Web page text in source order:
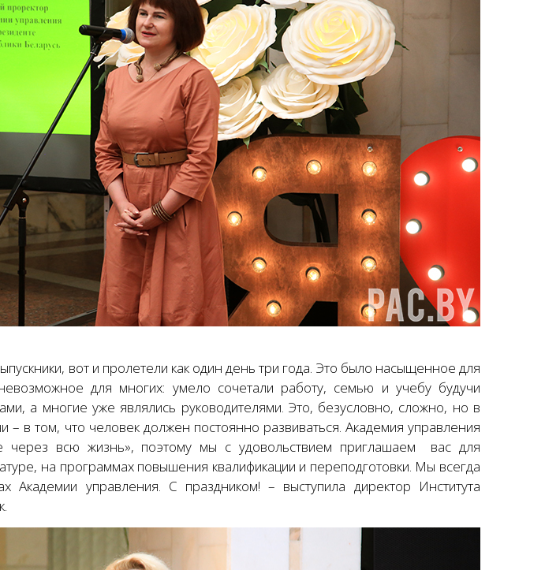
вот и пролетели как один день три года. Это было насыщенное для
для многих: умело сочетали работу, семью и учебу будучи
а многие уже являлись руководителями. Это, безусловно, сложно, но в
– в том, что человек должен постоянно развиваться. Академия управления
через всю жизнь», поэтому мы с удовольствием приглашаем вас для
на программах повышения квалификации и переподготовки. Мы всегда
Академии управления. С праздником! – выступила директор Института